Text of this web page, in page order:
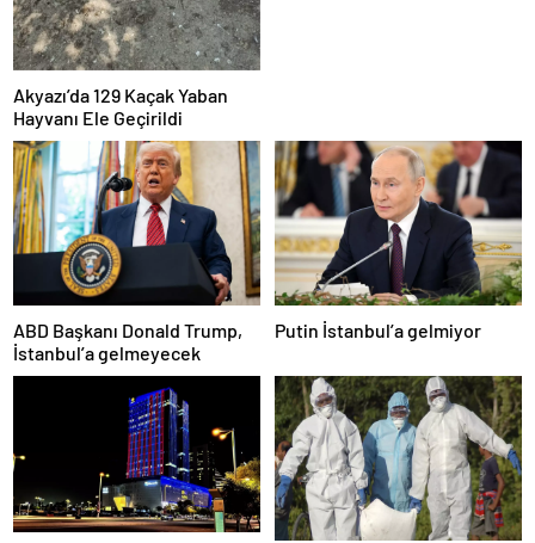
Akyazı’da 129 Kaçak Yaban
Hayvanı Ele Geçirildi
ABD Başkanı Donald Trump,
İstanbul’a gelmeyecek
Putin İstanbul’a gelmiyor